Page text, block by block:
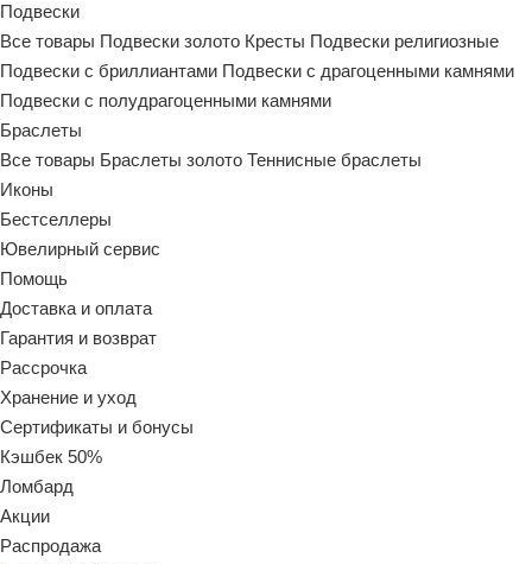
Подвески
Все товары Подвески золото Кресты Подвески религиозные
Подвески с бриллиантами Подвески с драгоценными камнями
Подвески с полудрагоценными камнями
Браслеты
Все товары Браслеты золото Теннисные браслеты
Иконы
Бестселлеры
Ювелирный сервис
Помощь
Доставка и оплата
Гарантия и возврат
Рассрочка
Хранение и уход
Сертификаты и бонусы
Кэшбек 50%
Ломбард
Акции
Распродажа